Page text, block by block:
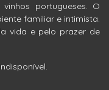
portugueses. O
familiar e intimista.
vida e pelo prazer de